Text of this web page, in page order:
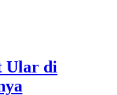
Ular di